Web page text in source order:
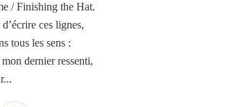
/ Finishing the Hat.
ces lignes,
tous les sens :
dernier ressenti,